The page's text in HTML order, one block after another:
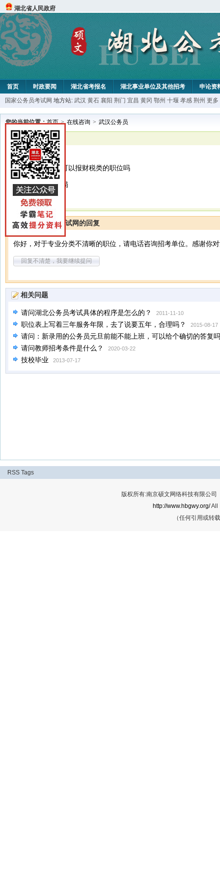
湖北省人民政府
首页 时政要闻 湖北省考报名 湖北事业单位及其他招考
申论资
国家公务员考试网 地方站: 武汉 黄石 襄阳 荆门 宜昌 黄冈 鄂州 十堰 孝感 荆州 更多
您的当前位置：首页 > 在线咨询 > 武汉公务员
已解决
武汉公务员
请问金融学专业可以报财税类的职位吗
松滋市国家税务局
调剂
湖北公务员考试网的回复
你好，对于专业分类不清晰的职位，请电话咨询招考单位。感谢你
回复不清楚，我要继续提问
相关问题
请问湖北公务员考试具体的程序是怎么的？ 2011-11-10
职位表上写着三年服务年限，去了说要五年，合理吗？ 2015-08-17
请问：新录用的公务员元旦前能不能上班，可以给个确切的答复
请问教师招考条件是什么？
2020-03-22
技校毕业 2013-07-17
RSS Tags
版权所有:南京硕文网络科技有限公
http://www.hbgwy.org/All
（任何引用或转